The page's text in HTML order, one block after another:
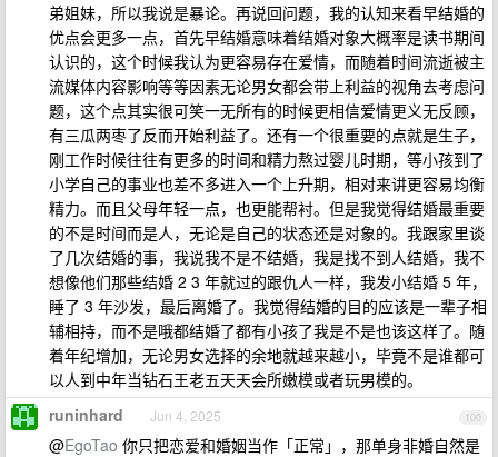
弟姐妹，所以我说是暴论。再说回问题，我的认知来看早结婚的
优点会更多一点，首先早结婚意味着结婚对象大概率是读书期间
认识的，这个时候我认为更容易存在爱情，而随着时间流逝被主
流媒体内容影响等等因素无论男女都会带上利益的视角去考虑问
题，这个点其实很可笑一无所有的时候更相信爱情更义无反顾，
有三瓜两枣了反而开始利益了。还有一个很重要的点就是生子，
刚工作时候往往有更多的时间和精力熬过婴儿时期，等小孩到了
小学自己的事业也差不多进入一个上升期，相对来讲更容易均衡
精力。而且父母年轻一点，也更能帮衬。但是我觉得结婚最重要
的不是时间而是人，无论是自己的状态还是对象的。我跟家里谈
了几次结婚的事，我说我不是不结婚，我是找不到人结婚，我不
想像他们那些结婚 2 3 年就过的跟仇人一样，我发小结婚 5 年，
睡了 3 年沙发，最后离婚了。我觉得结婚的目的应该是一辈子相
辅相持，而不是哦都结婚了都有小孩了我是不是也该这样了。随
着年纪增加，无论男女选择的余地就越来越小，毕竟不是谁都可
以人到中年当钻石王老五天天会所嫩模或者玩男模的。
100
runinhard Jun 4, 2025
@EgoTao 你只把恋爱和婚姻当作「正常」，那单身非婚自然是